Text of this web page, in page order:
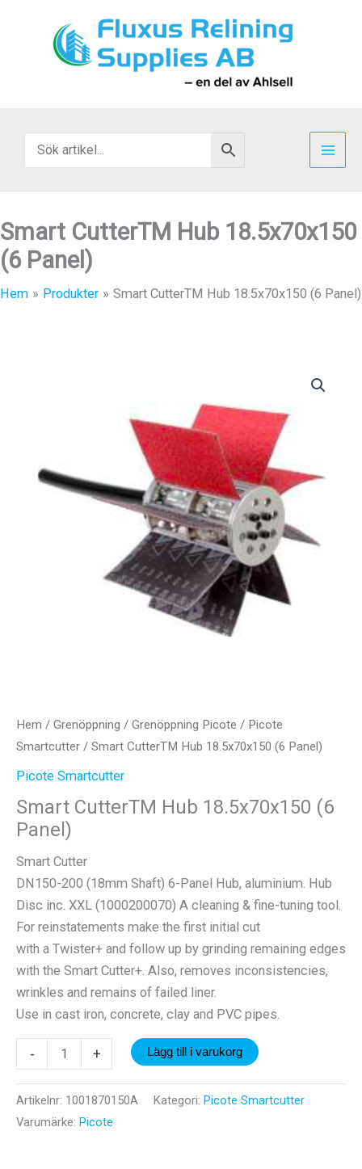
Smart CutterTM Hub 18.5x70x150
(6 Panel)
Hem Produkter Smart CutterTM Hub 18.5x70x150 (6 Panel)
Hem / Grenöppning / Grenöppning Picote / Picote
Smartcutter / Smart CutterTM Hub 18.5x70x150 (6 Panel)
Picote Smartcutter
Smart CutterTM Hub 18.5x70x150 (6
Panel)
Smart Cutter
DN150-200 (18mm Shaft) 6-Panel Hub, aluminium. Hub
Disc inc. XXL (1000200070) A cleaning & fine-tuning tool.
For reinstatements make the first initial cut
with a Twister+ and follow up by grinding remaining edges
with the Smart Cutter+. Also, removes inconsistencies,
wrinkles and remains of failed liner.
Use in cast iron, concrete, clay and PVC pipes.
-
CutterTM
Hub
18.5x70x150
+ Lägg till i varukorg
Artikelnr: 1001870150A Kategori: Picote Smartcutter
Varumärke: Picote